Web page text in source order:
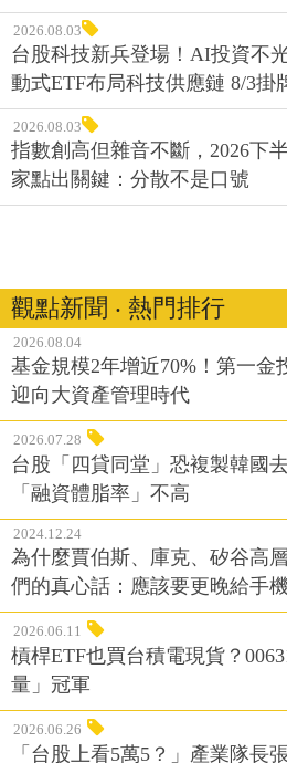
2026.08.03
台股科技新兵登場！AI投資不
動式ETF布局科技供應鏈 8/3掛
2026.08.03
指數創高但雜音不斷，2026下
家點出關鍵：分散不是口號
觀點新聞 ‧ 熱門排行
2026.08.04
基金規模2年增近70%！第一金
迎向大資產管理時代
2026.07.28
台股「四貸同堂」恐複製韓國
「融資體脂率」不高
2024.12.24
為什麼賈伯斯、庫克、矽谷高
們的真心話：應該要更晚給手機
2026.06.11
槓桿ETF也買台積電現貨？
量」冠軍
2026.06.26
「台股上看5萬5？」產業隊長